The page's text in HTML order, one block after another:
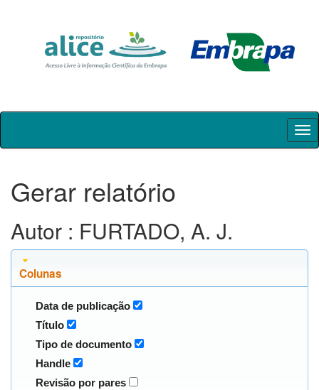
Skip
Gerar relatório
Autor : FURTADO, A. J.
Colunas
Data de publicação
Título
Tipo de documento
Handle
Revisão por pares